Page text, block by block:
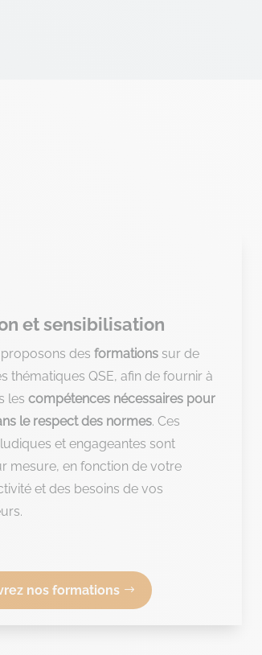
et sensibilisation
des formationssur de
thématiques QSE, afin de fournir à
les compétences nécessaires pour
le respect des normes. Ces
et engageantes sont
mesure, en fonction de votre
et des besoins de vos
nos formations